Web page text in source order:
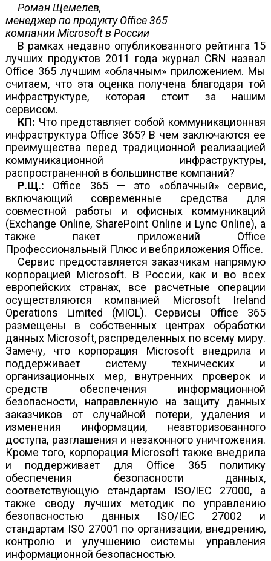
Роман Щемелев,
менеджер по продукту Office 365
компании Microsoft в России
В рамках недавно опубликованного рейтинга 15
лучших продуктов 2011 года журнал CRN назвал
Office 365 лучшим «облачным» приложением. Мы
считаем, что эта оценка получена благодаря той
инфраструктуре, которая стоит за нашим
сервисом.
КП: Что представляет собой коммуникационная
инфраструктура Office 365? В чем заключаются ее
преимущества перед традиционной реализацией
коммуникационной инфраструктуры,
распространенной в большинстве компаний?
Р.Щ.: Office 365 — это «облачный» сервис,
включающий современные средства для
совместной работы и офисных коммуникаций
(Exchange Online, SharePoint Online и Lync Online), а
также пакет приложений Office
Профессиональный Плюс и веб­приложения Office.
Сервис предоставляется заказчикам напрямую
корпорацией Microsoft. В России, как и во всех
европейских странах, все расчетные операции
осуществляются компанией Microsoft Ireland
Operations Limited (MIOL). Сервисы Office 365
размещены в собственных центрах обработки
данных Microsoft, распределенных по всему миру.
Замечу, что корпорация Microsoft внедрила и
поддерживает систему технических и
организационных мер, внутренних проверок и
средств обеспечения информационной
безопасности, направленную на защиту данных
заказчиков от случайной потери, удаления и
изменения информации, неавторизованного
доступа, разглашения и незаконного уничтожения.
Кроме того, корпорация Microsoft также внедрила
и поддерживает для Office 365 политику
обеспечения безопасности данных,
соответствующую стандартам ISO/IEC 27000, а
также своду лучших методик по управлению
безопасностью данных ISO/IEC 27002 и
стандартам ISO 27001 по организации, внедрению,
контролю и улучшению системы управления
информационной безопасностью.